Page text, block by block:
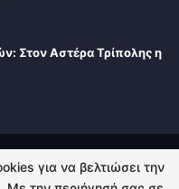
Στον Αστέρα Τρίπολης η
ΕΠΙΚΟΙΝΩΝΙΑ
για να βελτιώσει την